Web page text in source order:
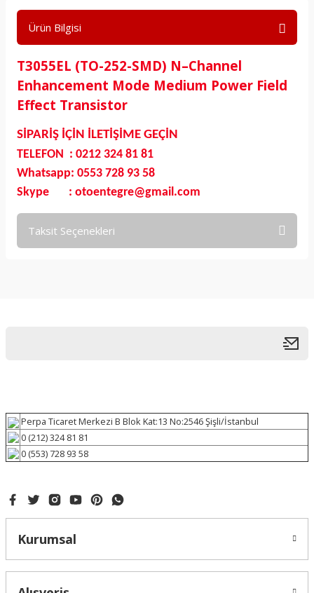
Ürün Bilgisi
T3055EL (TO-252-SMD) N–Channel
Enhancement Mode Medium Power Field
Effect Transistor
SİPARİŞ İÇİN İLETİŞİME GEÇİN
TELEFON : 0212 324 81 81
Whatsapp: 0553 728 93 58
Skype : otoentegre@gmail.com
Taksit Seçenekleri
Perpa Ticaret Merkezi B Blok Kat:13 No:2546 Şişli/İstanbul
0 (212) 324 81 81
0 (553) 728 93 58
Kurumsal